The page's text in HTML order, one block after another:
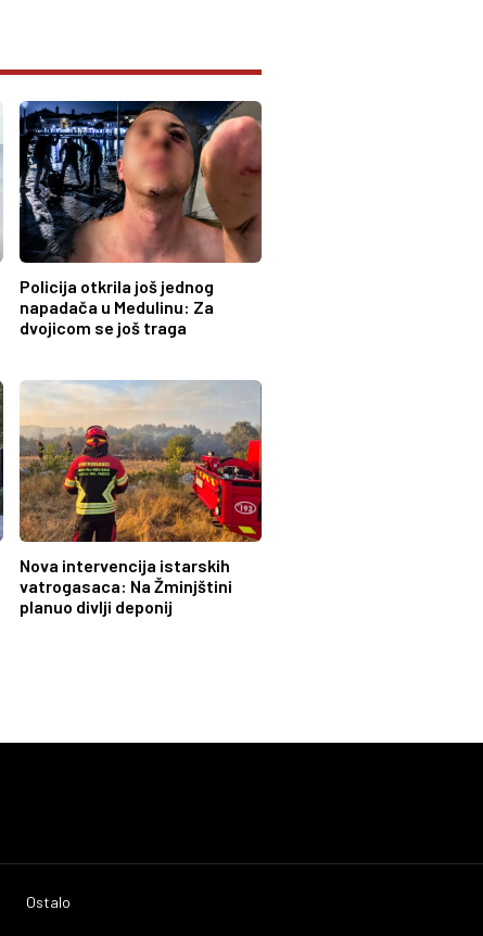
Policija otkrila još jednog
napadača u Medulinu: Za
dvojicom se još traga
Nova intervencija istarskih
vatrogasaca: Na Žminjštini
planuo divlji deponij
Ostalo